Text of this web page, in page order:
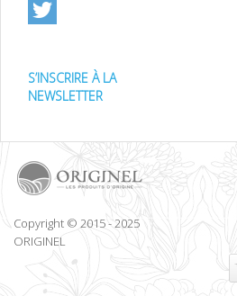
S’INSCRIRE À LA
NEWSLETTER
Copyright © 2015 - 2025
ORIGINEL